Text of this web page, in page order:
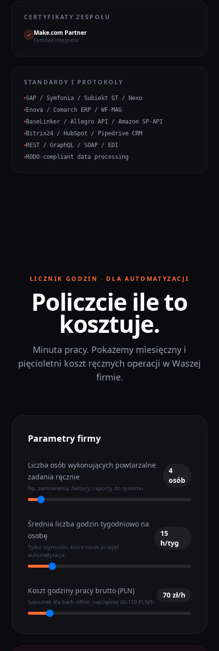
CERTYFIKATY ZESPOŁU
Make.com Partner
Certified integrator
STANDARDY I PROTOKOŁY
SAP / Symfonia / Subiekt GT / Nexo
Enova / Comarch ERP / WF-MAG
BaseLinker / Allegro API / Amazon SP-API
Bitrix24 / HubSpot / Pipedrive CRM
REST / GraphQL / SOAP / EDI
RODO-compliant data processing
LICZNIK GODZIN · DLA AUTOMATYZACJI
Policzcie ile to
kosztuje.
Minuta pracy. Pokażemy miesięczny i
pięcioletni koszt ręcznych operacji w Waszej
firmie.
Parametry firmy
Liczba osób wykonujących powtarzalne
zadania ręcznie
Np. zamówienia, faktury, raporty do systemu
4
osób
Średnia liczba godzin tygodniowo na
osobę
Tylko czynności, które może przejąć
automatyzacja
15
h/tyg
Koszt godziny pracy brutto (PLN)
Szacunek dla back-office: najczęściej 60-110 PLN/h
70 zł/h